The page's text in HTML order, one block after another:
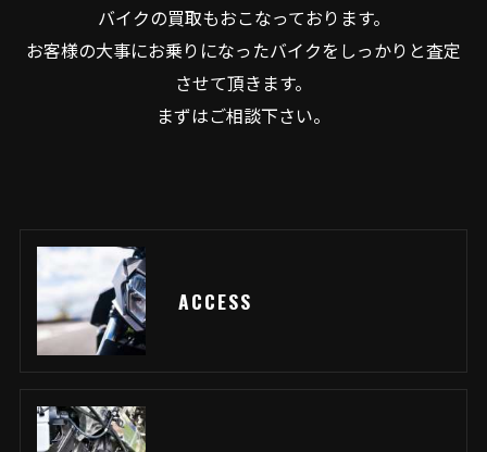
バイクの買取もおこなっております。
お客様の大事にお乗りになったバイクをしっかりと査定
させて頂きます。
まずはご相談下さい。
ACCESS